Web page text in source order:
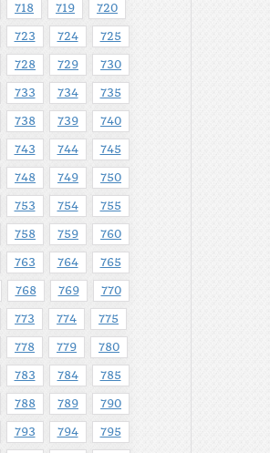
718 719 720
723 724 725
728 729 730
733 734 735
738 739 740
743 744 745
748 749 750
753 754 755
758 759 760
763 764 765
768 769 770
773 774 775
778 779 780
783 784 785
788 789 790
793 794 795